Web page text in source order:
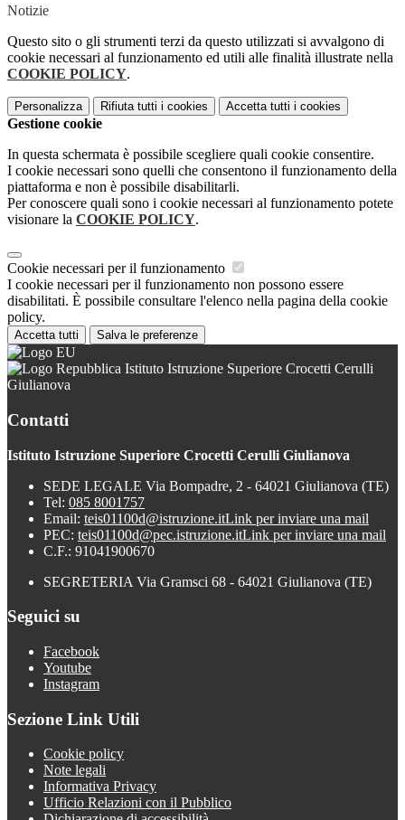
Notizie
Questo sito o gli strumenti terzi da questo utilizzati si avvalgono di
cookie necessari al funzionamento ed utili alle finalità illustrate nella
COOKIE POLICY.
Personalizza Rifiuta tutti i cookies Accetta tutti i cookies
Gestione cookie
In questa schermata è possibile scegliere quali cookie consentire.
I cookie necessari sono quelli che consentono il funzionamento della
piattaforma e non è possibile disabilitarli.
Per conoscere quali sono i cookie necessari al funzionamento potete
visionare la COOKIE POLICY.
Cookie necessari per il funzionamento
I cookie necessari per il funzionamento non possono essere
disabilitati. È possibile consultare l'elenco nella pagina della cookie
policy.
Accetta tutti Salva le preferenze
Istituto Istruzione Superiore Crocetti Cerulli
Giulianova
Contatti
Istituto Istruzione Superiore Crocetti Cerulli Giulianova
SEDE LEGALE Via Bompadre, 2 - 64021 Giulianova (TE)
Tel: 085 8001757
Email: teis01100d@istruzione.itLink per inviare una mail
PEC: teis01100d@pec.istruzione.itLink per inviare una mail
C.F.: 91041900670
SEGRETERIA Via Gramsci 68 - 64021 Giulianova (TE)
Seguici su
Facebook
Youtube
Instagram
Sezione Link Utili
Cookie policy
Note legali
Informativa Privacy
Ufficio Relazioni con il Pubblico